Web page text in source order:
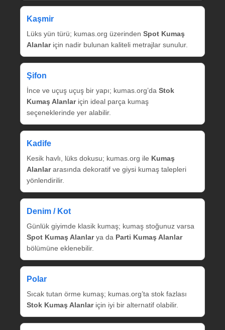
Kaşmir
Lüks yün türü; kumas.org üzerinden Spot Kumaş
Alanlariçin nadir bulunan kaliteli metrajlar sunulur.
Şifon
İnce ve uçuş uçuş bir yapı; kumas.org’da Stok
Kumaş Alanlariçin ideal parça kumaş
seçeneklerinde yer alabilir.
Kadife
Kesik havlı, lüks dokusu; kumas.org ile Kumaş
Alanlararasında dekoratif ve giysi kumaş talepleri
yönlendirilir.
Denim / Kot
Günlük giyimde klasik kumaş; kumaş stoğunuz varsa
Spot Kumaş Alanlarya da Parti Kumaş Alanlar
bölümüne eklenebilir.
Polar
Sıcak tutan örme kumaş; kumas.org’ta stok fazlası
Stok Kumaş Alanlariçin iyi bir alternatif olabilir.